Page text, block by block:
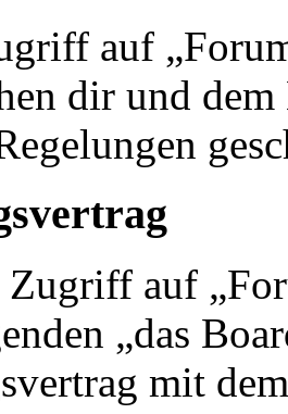
auf
dir und
auf
„das
mit